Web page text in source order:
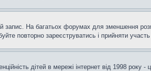
На багатьох форумах для зменшення
повторно зареєструватись і прийняти участь
дітей в мережі інтернет від 1998 року